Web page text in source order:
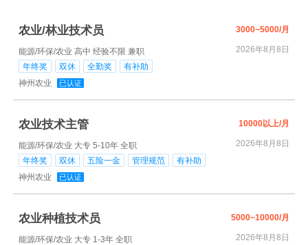
农业/林业技术员 3000~5000/月
能源/环保/农业 高中 经验不限 兼职
2026年8月8日
年终奖
双休 全勤奖
有补助
神州农业
已认证
农业技术主管 10000以上/月
能源/环保/农业 大专 5-10年 全职
2026年8月8日
年终奖
双休 五险一金 管理规范
有补助
神州农业
已认证
农业种植技术员 5000~10000/月
能源/环保/农业 大专 1-3年 全职
2026年8月8日